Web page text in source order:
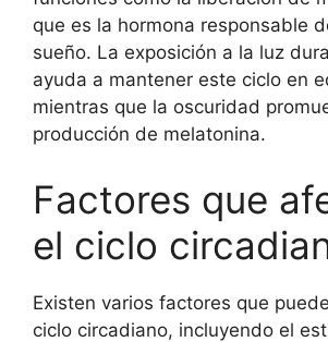
que es la hormona responsable
sueño. La exposición a la luz
ayuda a mantener este ciclo en
mientras que la oscuridad
producción de melatonina.
Factores que
el ciclo
Existen varios factores que
ciclo circadiano, incluyendo el